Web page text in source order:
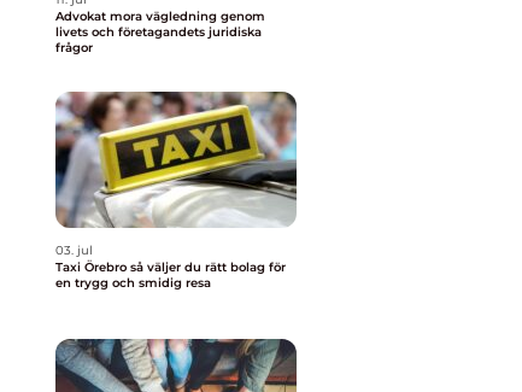
Advokat mora vägledning genom
livets och företagandets juridiska
frågor
03. jul
Taxi Örebro så väljer du rätt bolag för
en trygg och smidig resa